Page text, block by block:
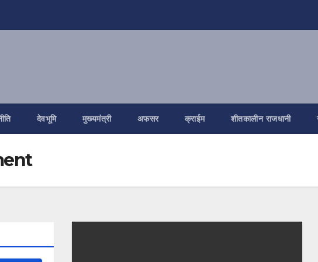
देवभूमि मुख्यमंत्री अफसर क्राईम शीतकालीन राजधानी